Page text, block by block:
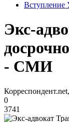
Экс-
- СМИ
0
3741